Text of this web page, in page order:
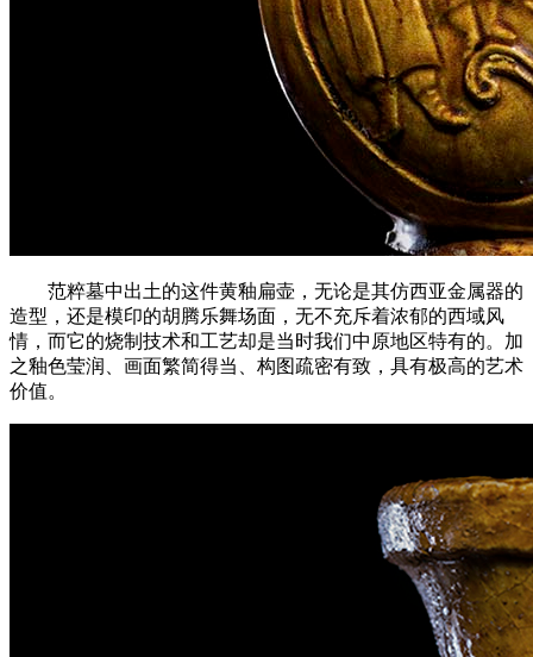
范粹墓中出土的这件黄釉扁壶，无论是其仿西亚金属器的
造型，还是模印的胡腾乐舞场面，无不充斥着浓郁的西域风
情，而它的烧制技术和工艺却是当时我们中原地区特有的。加
之釉色莹润、画面繁简得当、构图疏密有致，具有极高的艺术
价值。